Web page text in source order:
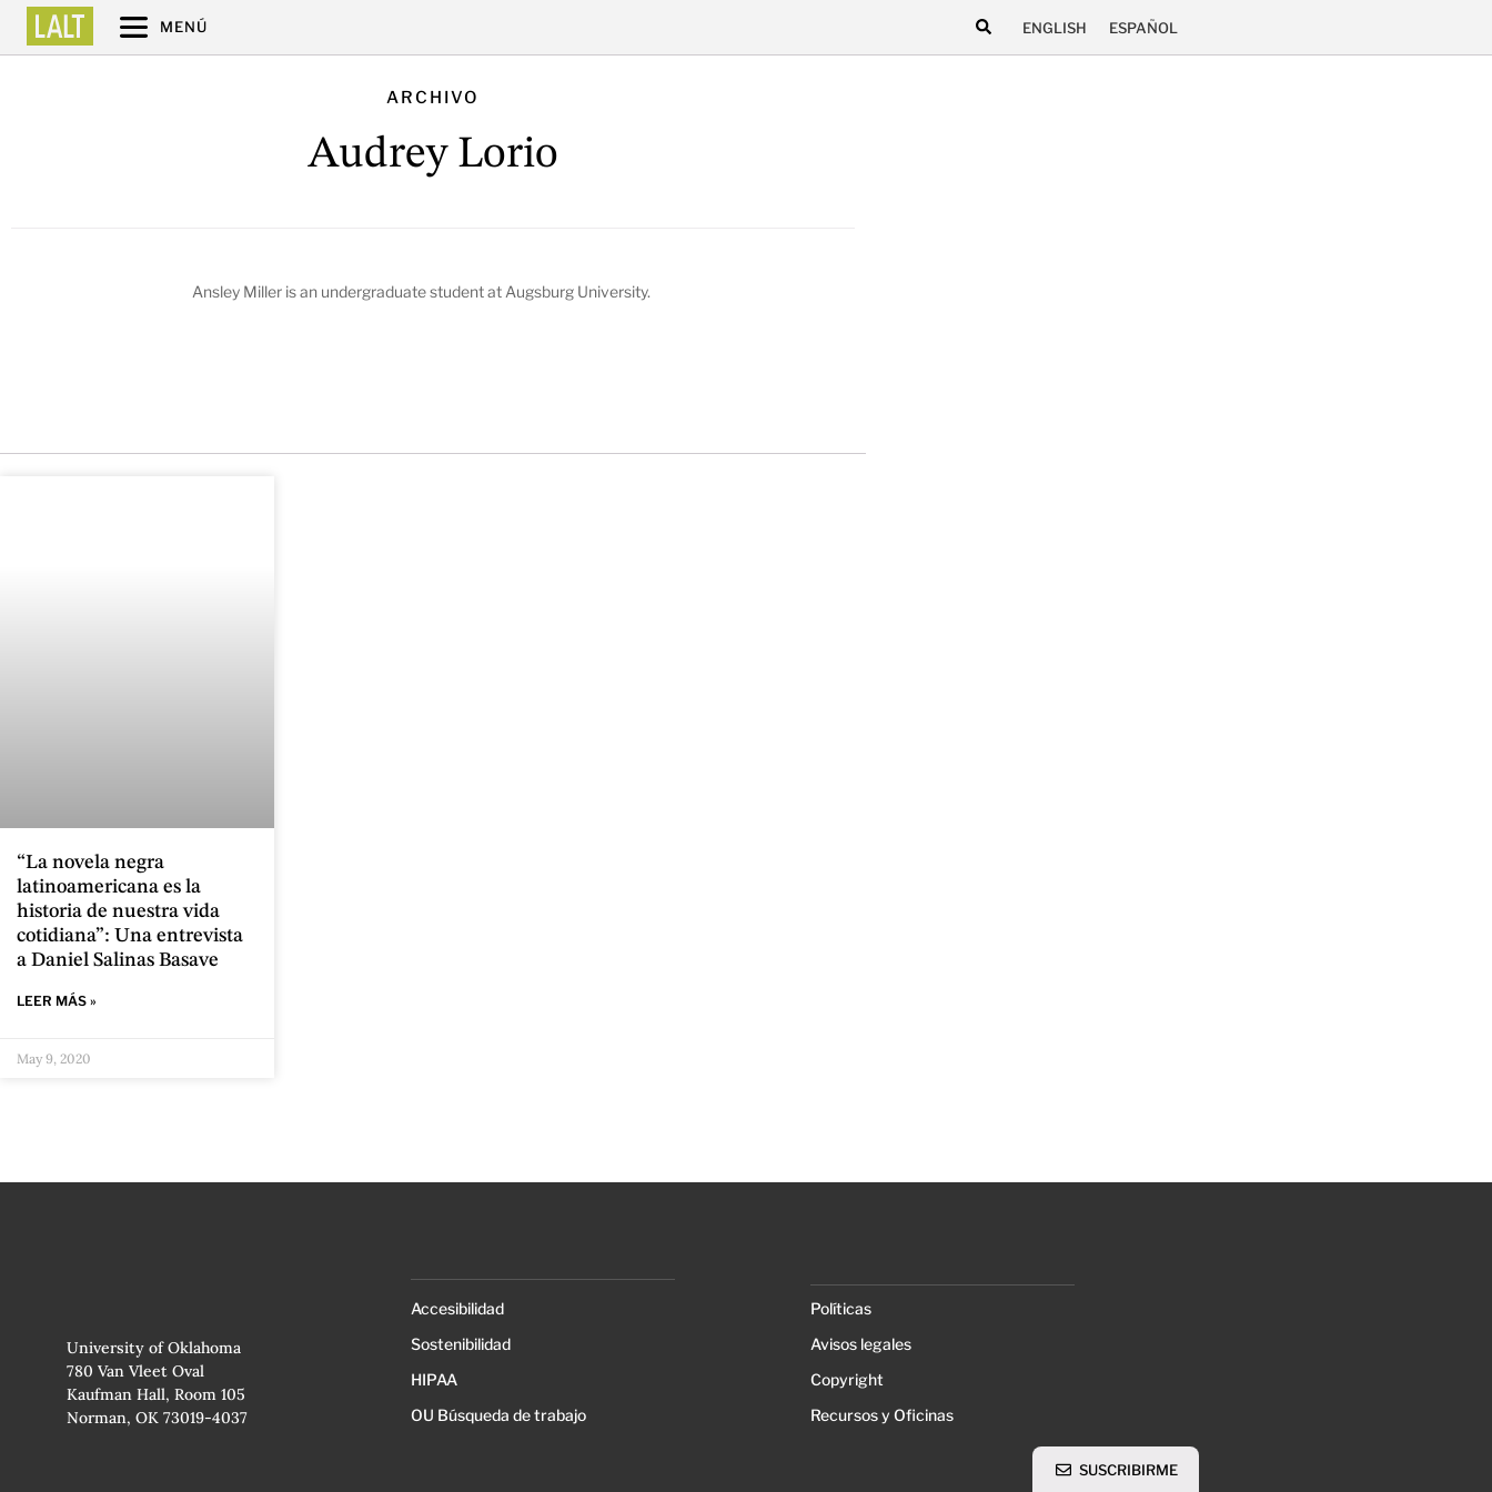
MENÚ ENGLISH ESPAÑOL
ARCHIVO
Audrey Lorio
Ansley Miller is an undergraduate student at Augsburg University.
“La novela negra
latinoamericana es la
historia de nuestra vida
cotidiana”: Una entrevista
a Daniel Salinas Basave
LEER MÁS »
May 9, 2020
University of Oklahoma
780 Van Vleet Oval
Kaufman Hall, Room 105
Norman, OK 73019-4037
Accesibilidad
Sostenibilidad
HIPAA
OU Búsqueda de trabajo
Políticas
Avisos legales
Copyright
Recursos y Oficinas
SUSCRIBIRME